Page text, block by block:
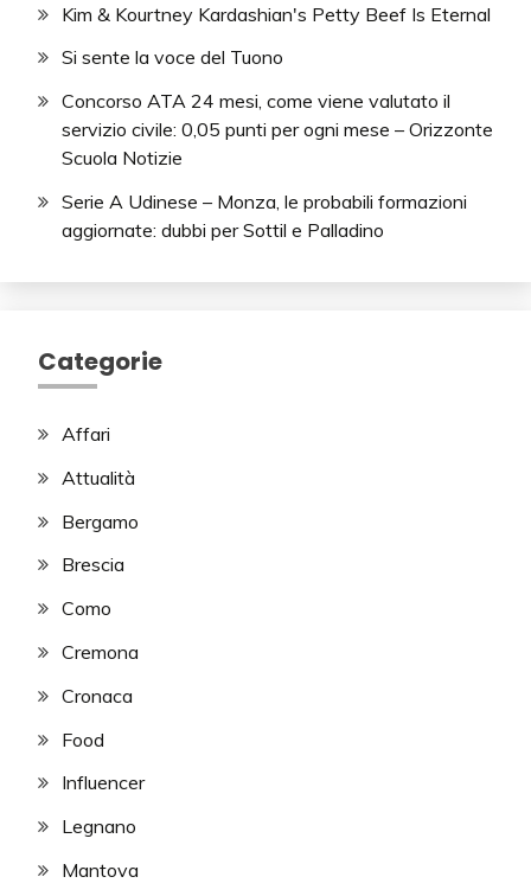
Kim & Kourtney Kardashian's Petty Beef Is Eternal
Si sente la voce del Tuono
Concorso ATA 24 mesi, come viene valutato il
servizio civile: 0,05 punti per ogni mese – Orizzonte
Scuola Notizie
Serie A Udinese – Monza, le probabili formazioni
aggiornate: dubbi per Sottil e Palladino
Categorie
Affari
Attualità
Bergamo
Brescia
Como
Cremona
Cronaca
Food
Influencer
Legnano
Mantova